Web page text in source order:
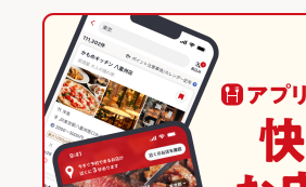
熊本市(上通り･下通り･新市街) × 和風
熊本市(上通り･下通り･新市街) × 創作
辛島町駅 × 居酒屋
辛島町駅 × 和風
新市街・シャワー通り × 創作
熊本 × 居酒屋
熊本 × 和風
藤崎宮前駅
熊本のグルメランキング
熊本の居酒屋ランキング
熊本市(上通り･下通り･新市街)のグルメラ
熊本市(上通り･下通り･新市街)の居酒屋ラ